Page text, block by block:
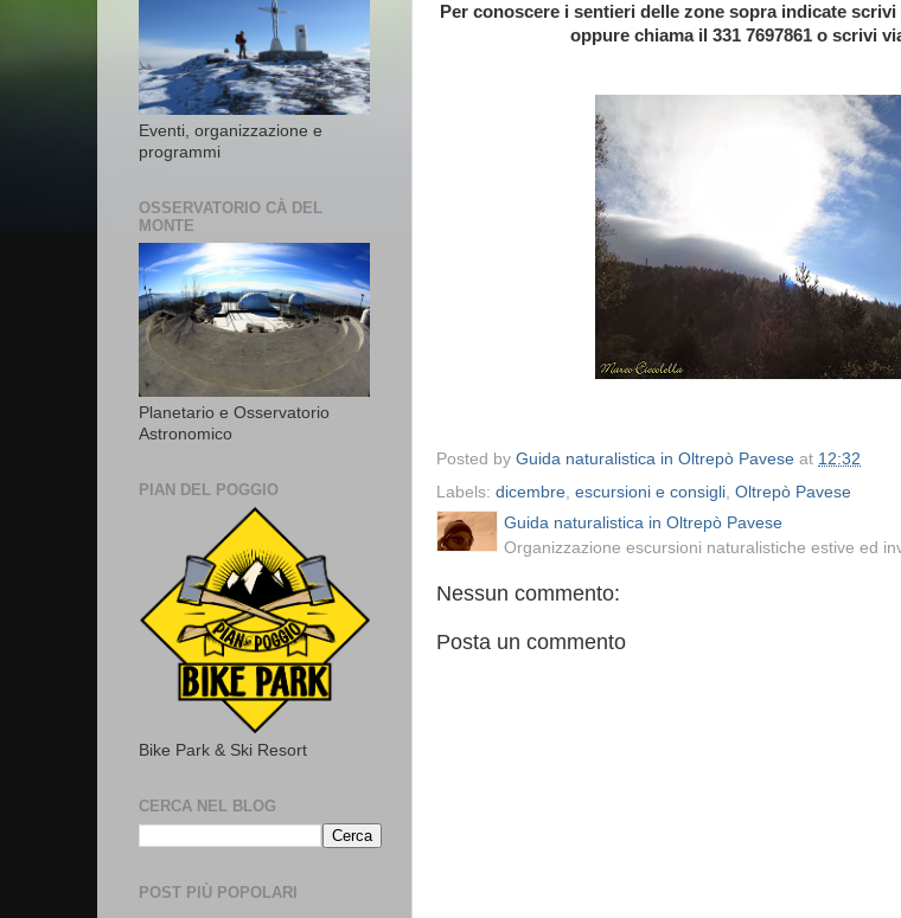
Per conoscere i sentieri delle zone sopra indicate
oppure chiama il 331 7697861 o scrivi
Posted by Guida naturalistica in Oltrepò Pavese at 12:32
Labels: dicembre escursioni e consigli Oltrepò Pavese
Guida naturalistica in Oltrepò Pavese
Organizzazione escursioni naturalistiche estive ed
Nessun commento:
Posta un commento
Eventi, organizzazione e
programmi
OSSERVATORIO CÀ DEL
MONTE
Planetario e Osservatorio
Astronomico
PIAN DEL POGGIO
Bike Park & Ski Resort
CERCA NEL BLOG
POST PIÙ POPOLARI